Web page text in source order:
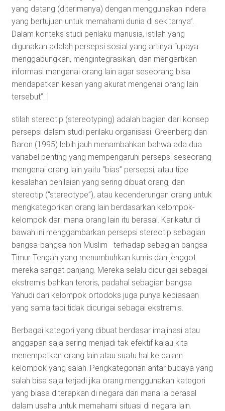
yang datang (diterimanya) dengan menggunakan indera
yang bertujuan untuk memahami dunia di sekitarnya”.
Dalam konteks studi perilaku manusia, istilah yang
digunakan adalah persepsi sosial yang artinya “upaya
menggabungkan, mengintegrasikan, dan mengartikan
informasi mengenai orang lain agar seseorang bisa
mendapatkan kesan yang akurat mengenai orang lain
tersebut”. I
stilah stereotip (stereotyping) adalah bagian dari konsep
persepsi dalam studi perilaku organisasi. Greenberg dan
Baron (1995) lebih jauh menambahkan bahwa ada dua
variabel penting yang mempengaruhi persepsi seseorang
mengenai orang lain yaitu “bias” persepsi, atau tipe
kesalahan penilaian yang sering dibuat orang, dan
stereotip (“stereotype”), atau kecenderungan orang untuk
mengkategorikan orang lain berdasarkan kelompok-
kelompok dari mana orang lain itu berasal. Karikatur di
bawah ini menggambarkan persepsi stereotip sebagian
bangsa-bangsa non Muslim terhadap sebagian bangsa
Timur Tengah yang menumbuhkan kumis dan jenggot
mereka sangat panjang. Mereka selalu dicurigai sebagai
ekstremis bahkan teroris, padahal sebagian bangsa
Yahudi dari kelompok ortodoks juga punya kebiasaan
yang sama tapi tidak dicurigai sebagai ekstremis.
Berbagai kategori yang dibuat berdasar imajinasi atau
anggapan saja sering menjadi tak efektif kalau kita
menempatkan orang lain atau suatu hal ke dalam
kelompok yang salah. Pengkategorian antar budaya yang
salah bisa saja terjadi jika orang menggunakan kategori
yang biasa diterapkan di negara dari mana ia berasal
dalam usaha untuk memahami situasi di negara lain.